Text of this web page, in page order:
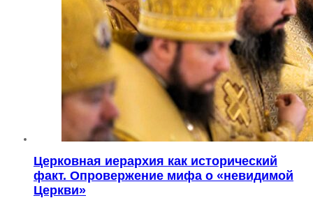
Церковная иерархия как исторический
факт. Опровержение мифа о «невидимой
Церкви»